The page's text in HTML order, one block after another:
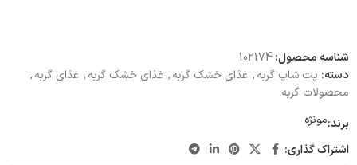
شناسه محصول:102174
دسته: پت شاپ گربه, غذای خشک گربه, غذای خشک گربه, غذای گربه,
محصولات گربه
برند:مونژه
اشتراک گذاری: